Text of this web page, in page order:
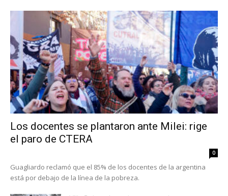
Los docentes se plantaron ante Milei: rige
el paro de CTERA
0
Guagliardo reclamó que el 85% de los docentes de la argentina
está por debajo de la línea de la pobreza.